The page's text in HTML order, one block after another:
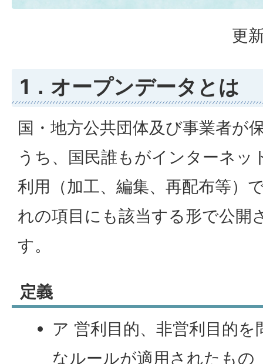
更
1．オープンデータとは
国・地方公共団体及び事業者が
うち、国民誰もがインターネッ
利用（加工、編集、再配布等）
れの項目にも該当する形で公開
す。
定義
ア 営利目的、非営利目的
なルールが適用されたもの